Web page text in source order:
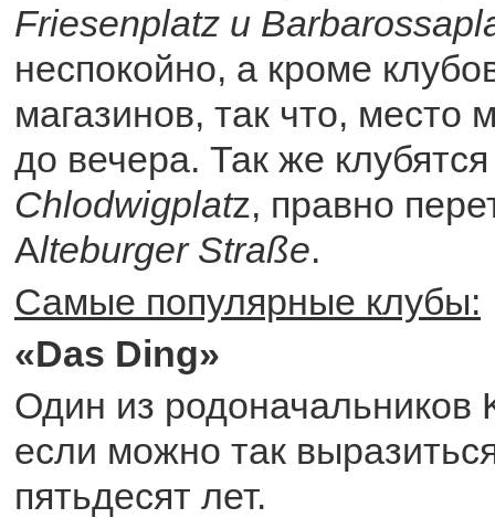
Friesenplatz и
неспокойно, а кроме
магазинов, так что, место
до вечера. Так же
Chlodwigplatz, правно
Alteburger Straße.
Самые популярные клубы:
«Das Ding»
Один из родоначальников
если можно так
пятьдесят лет.